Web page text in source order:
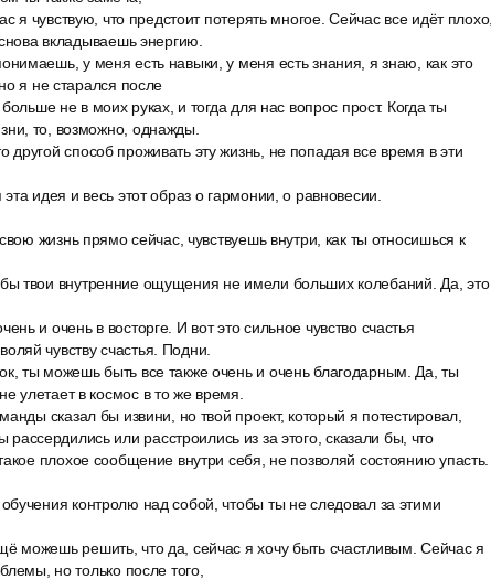
я чувствую, что предстоит потерять многое. Сейчас все идёт плохо,
вкладываешь энергию.
у меня есть навыки, у меня есть знания, я знаю, как это
я не старался после
не в моих руках, и тогда для нас вопрос прост. Когда ты
то, возможно, однажды.
способ проживать эту жизнь, не попадая все время в эти
идея и весь этот образ о гармонии, о равновесии.
жизнь прямо сейчас, чувствуешь внутри, как ты относишься к
твои внутренние ощущения не имели больших колебаний. Да, это
и очень в восторге. И вот это сильное чувство счастья
чувству счастья. Подни.
ты можешь быть все также очень и очень благодарным. Да, ты
улетает в космос в то же время.
сказал бы извини, но твой проект, который я потестировал,
или расстроились из за этого, сказали бы, что
плохое сообщение внутри себя, не позволяй состоянию упасть.
контролю над собой, чтобы ты не следовал за этими
можешь решить, что да, сейчас я хочу быть счастливым. Сейчас я
но только после того,